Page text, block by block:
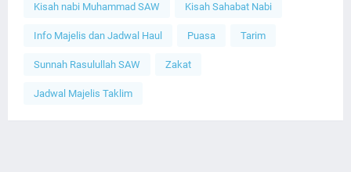
Kisah nabi Muhammad SAW Kisah Sahabat Nabi
Info Majelis dan Jadwal Haul Puasa Tarim
Sunnah Rasulullah SAW Zakat
Jadwal Majelis Taklim